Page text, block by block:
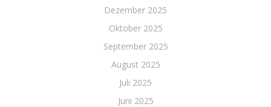
Dezember 2025
Oktober 2025
September 2025
August 2025
Juli 2025
Juni 2025